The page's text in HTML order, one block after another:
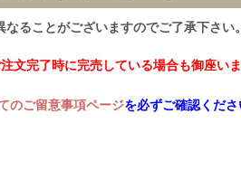
ることがございますのでご了承下さい。
文完了時に完売している場合も御座い
のご留意事項ページを必ずご確認くださ